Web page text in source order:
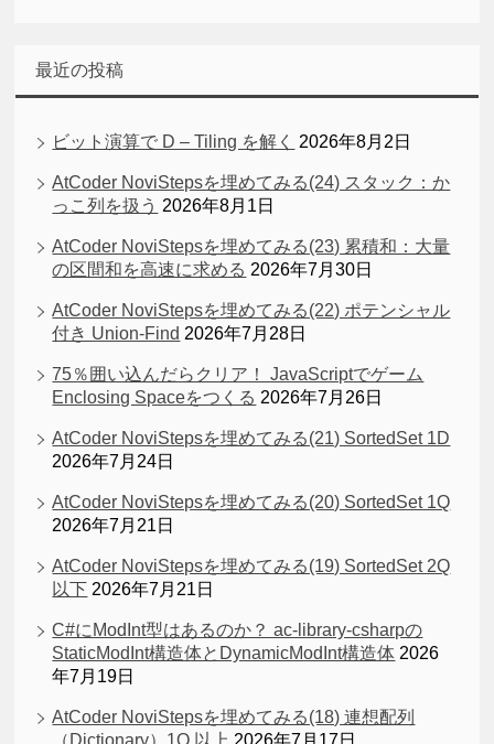
最近の投稿
ビット演算で D – Tiling を解く 2026年8月2日
AtCoder NoviStepsを埋めてみる(24) スタック：か
っこ列を扱う 2026年8月1日
AtCoder NoviStepsを埋めてみる(23) 累積和：大量
の区間和を高速に求める 2026年7月30日
AtCoder NoviStepsを埋めてみる(22) ポテンシャル
付き Union-Find 2026年7月28日
75％囲い込んだらクリア！ JavaScriptでゲーム
Enclosing Spaceをつくる 2026年7月26日
AtCoder NoviStepsを埋めてみる(21) SortedSet 1D
2026年7月24日
AtCoder NoviStepsを埋めてみる(20) SortedSet 1Q
2026年7月21日
AtCoder NoviStepsを埋めてみる(19) SortedSet 2Q
以下 2026年7月21日
C#にModInt型はあるのか？ ac-library-csharpの
StaticModInt構造体とDynamicModInt構造体 2026
年7月19日
AtCoder NoviStepsを埋めてみる(18) 連想配列